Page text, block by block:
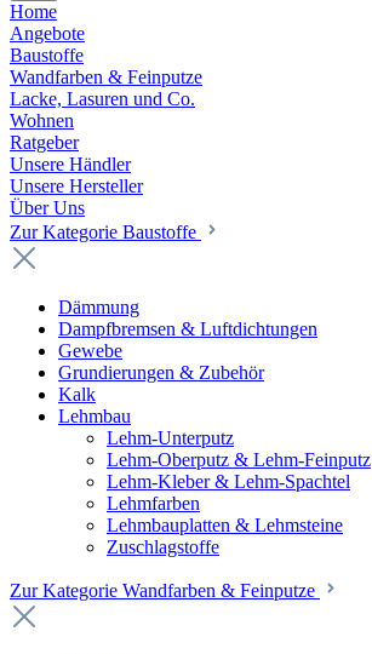
Home
Angebote
Baustoffe
Wandfarben & Feinputze
Lacke, Lasuren und Co.
Wohnen
Ratgeber
Unsere Händler
Unsere Hersteller
Über Uns
Zur Kategorie Baustoffe
Dämmung
Dampfbremsen & Luftdichtungen
Gewebe
Grundierungen & Zubehör
Kalk
Lehmbau
Lehm-Unterputz
Lehm-Oberputz & Lehm-Feinputz
Lehm-Kleber & Lehm-Spachtel
Lehmfarben
Lehmbauplatten & Lehmsteine
Zuschlagstoffe
Zur Kategorie Wandfarben & Feinputze